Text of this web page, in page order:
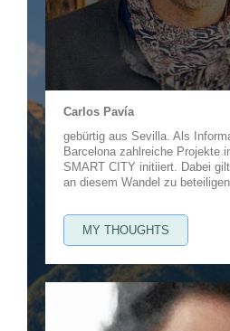
Carlos Pavía
gebürtig aus Sevilla. Als
Barcelona zahlreiche Projekte
SMART CITY initiiert. Dabei
an diesem Wandel zu
MY THOUGHTS